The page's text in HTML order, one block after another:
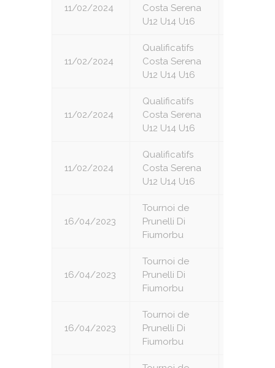
11/02/2024
Costa Serena
U12 U14 U16
11/02/2024
Qualificatifs
Costa Serena
U12 U14 U16
11/02/2024
Qualificatifs
Costa Serena
U12 U14 U16
11/02/2024
Qualificatifs
Costa Serena
U12 U14 U16
16/04/2023
Tournoi de
Prunelli Di
Fiumorbu
16/04/2023
Tournoi de
Prunelli Di
Fiumorbu
16/04/2023
Tournoi de
Prunelli Di
Fiumorbu